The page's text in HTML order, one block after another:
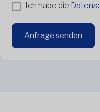
Ich habe die
Anfrage senden